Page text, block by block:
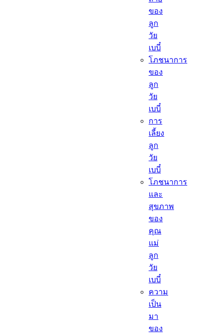
ของ
ลูก
วัย
เบบี๋
โภชนาการ
ของ
ลูก
วัย
เบบี๋
การ
เลี้ยง
ลูก
วัย
เบบี๋
โภชนาการ
และ
สุขภาพ
ของ
คุณ
แม่
ลูก
วัย
เบบี๋
ความ
เป็น
มา
ของ